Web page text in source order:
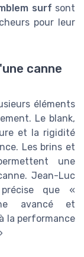
surf sont
pour leur
canne
éléments
Le blank,
et la rigidité
Les brins et
une
Jean-Luc
que «
avancé et
la performance